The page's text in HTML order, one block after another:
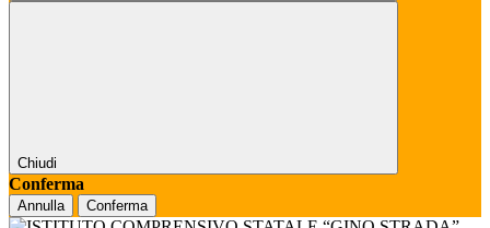
Chiudi
Conferma
Annulla Conferma